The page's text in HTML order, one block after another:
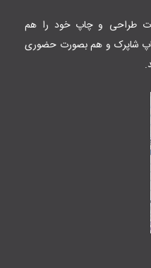
طراحی و چاپ خود را هم
شاپرک و هم بصورت حضوری